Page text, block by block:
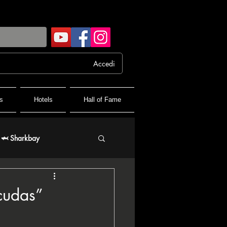
Accedi
Hotels Hall of Fame
🦈 Sharkbay
FPF France Poker Festival